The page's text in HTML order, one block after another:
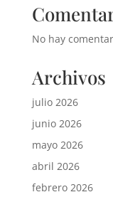
No hay
Archivos
julio 2026
junio 2026
mayo 2026
abril 2026
febrero 2026